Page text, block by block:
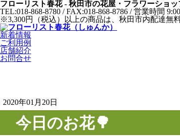
フローリスト春花 - 秋田市の花屋・フラワーショ
TEL:018-868-8780 / FAX:018-868-8786 / 営業時間
※3,300円（税込）以上の商品は、秋田市内配達無
新着情報
ご利用例
店舗紹介
お問合せ
2020年01月20日
今日のお花🌳